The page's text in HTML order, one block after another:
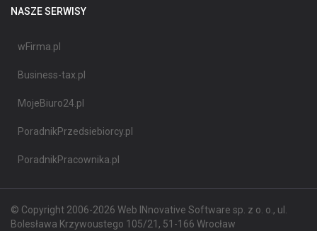
NASZE SERWISY
wFirma.pl
Business-tax.pl
MojeBiuro24.pl
PoradnikPrzedsiebiorcy.pl
PoradnikPracownika.pl
© Copyright 2006-2026 Web INnovative Software sp. z o. o., ul.
Bolesława Krzywoustego 105/21, 51-166 Wrocław